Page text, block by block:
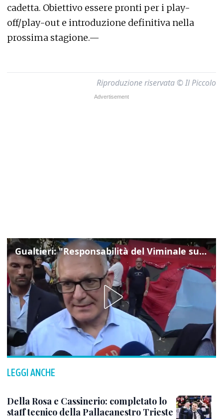
cadetta. Obiettivo essere pronti per i play-
off/play-out e introduzione definitiva nella
prossima stagione.—
Riproduzione riservata © Il Piccolo
Gualtieri: "Responsabilità del Viminale su Spin Time? La posizione dei partiti è nota"
LEGGI ANCHE
Della Rosa e Cassinerio: completato lo
staff tecnico della Pallacanestro Trieste